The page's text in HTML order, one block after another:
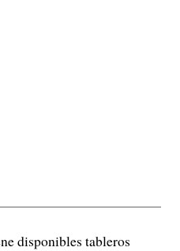
disponibles tableros